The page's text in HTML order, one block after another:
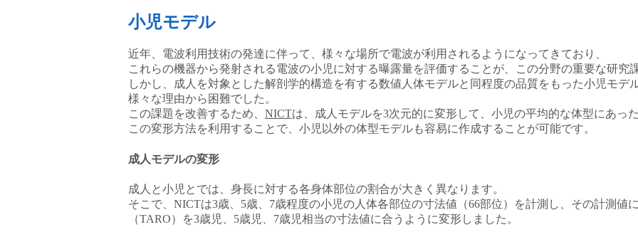
小児モデル
近年、電波利用技術の発達に伴って、様々な場所で電波が利用されるようになってきており、
これらの機器から発射される電波の小児に対する曝露量を評価することが、この分野の重要な研究
しかし、成人を対象とした解剖学的構造を有する数値人体モデルと同程度の品質をもった小児モデ
様々な理由から困難でした。
この課題を改善するため、 NICTは、成人モデルを3次元的に変形して、小児の平均的な体型にあっ
この変形方法を利用することで、小児以外の体型モデルも容易に作成することが可能です。
成人モデルの変形
成人と小児とでは、身長に対する各身体部位の割合が大きく異なります。
そこで、NICTは3歳、5歳、7歳程度の小児の人体各部位の寸法値（66部位）を計測し、その計測値
（TARO）を3歳児、5歳児、7歳児相当の寸法値に合うように変形しました。